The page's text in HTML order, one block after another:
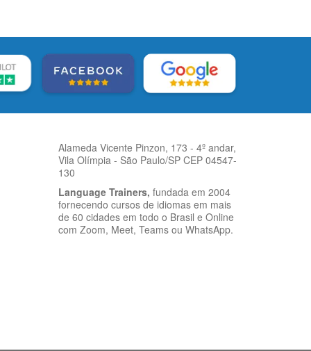
Alameda Vicente Pinzon, 173 - 4º andar,
Vila Olímpia - São Paulo/SP CEP 04547-
130
Language Trainers, fundada em 2004
fornecendo cursos de idiomas em mais
de 60 cidades em todo o Brasil e Online
com Zoom, Meet, Teams ou WhatsApp.